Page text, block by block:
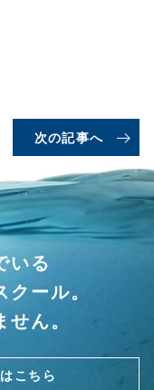
次の記事へ
いる
ール。
ん。
こちら